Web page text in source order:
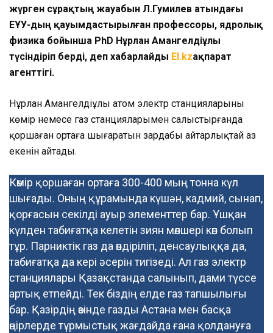
жүрген сұрақтың жауабын Л.Гумилев атындағы
ЕҰУ-дың қауымдастырылған профессоры, ядролық
физика бойынша PhD Нұрлан Амангелдіұлы
түсіндіріп берді, деп хабарлайды El.kzақпарат
агенттігі.
Нұрлан Амангелдіұлы атом электр станцияларының
көмір немесе газ станцияларымен салыстырғанда
қоршаған ортаға шығаратын зардабы айтарлықтай аз
екенін айтады.
Көмір қоршаған ортаға 300-400 мың тонна күл
шығады. Оның құрамында күшән, кадмий, сынап,
қорғасын секілді ауыр элементтер бар. Ұшқан
күлден табиғатқа келетін зиян мөлшері көп болып
тұр. Парниктік газ да өндіріліп, денсаулыққа да,
табиғатқа да кері әсерін тигізеді. Ал газ электр
станциялары Қазақстанда салынып, дами түссе
артық етпейді. Тек біздің елде газ тапшылығы
бар. Қазірдің өзінде газды Астана мен басқа
өңірлерде тұрмыстық жағдайда ғана қолдануға